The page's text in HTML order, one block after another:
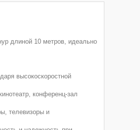
длиной 10 метров, идеально
высокоскоростной
конференц-зал
телевизоры и